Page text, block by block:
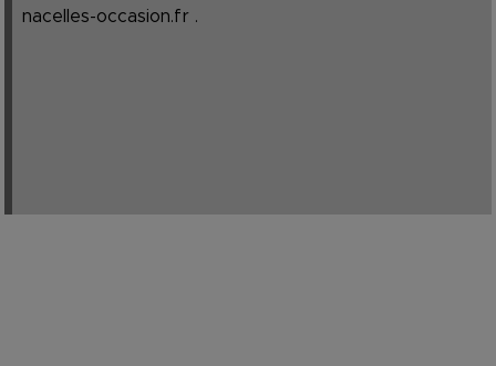
nacelles-occasion.fr .